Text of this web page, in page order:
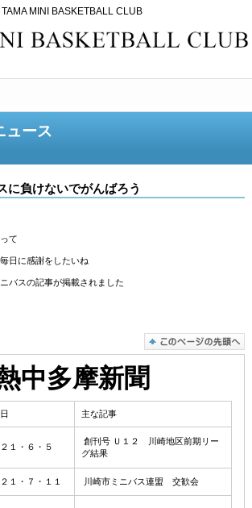
MINI BASKETBALL CLUB
ュース
に負けないでがんばろう
て
日に感謝をしたいね
バスの記事が掲載されました
中多摩新聞
主な記事
１・６・５
創刊号 Ｕ１２ 川崎地区前期リー
グ結果
１・７・１１ 川崎市ミニバス連盟 交歓会